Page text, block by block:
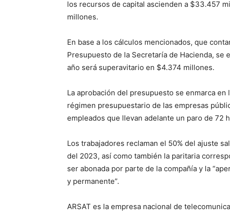
los recursos de capital ascienden a $33.457
millones.
En base a los cálculos mencionados, que
Presupuesto de la Secretaría de Hacienda,
año será superavitario en $4.374 millones.
La aprobación del presupuesto se enmarca
régimen presupuestario de las empresas
empleados que llevan adelante un paro de 72
Los trabajadores reclaman el 50% del ajuste
del 2023, así como también la paritaria
ser abonada por parte de la compañía y la
y permanente”.
ARSAT es la empresa nacional de